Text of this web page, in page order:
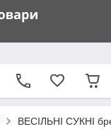
ВЕСІЛЬНІ СУКНІ